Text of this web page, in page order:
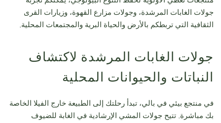
جولات الغابات المرشدة، وجولات مزارع القهوة، وزيارات القرى
الثقافية التي تربطكم بالأرض والحياة البرية والمجتمعات المحلية.
جولات الغابات المرشدة لاكتشاف
النباتات والحيوانات المحلية
في منتجع بيئي في بالي، تبدأ رحلتك إلى الطبيعة خارج الفيلا الخاصة
بك مباشرة. تتيح جولات المشي الإرشادية في الغابة للضيوف